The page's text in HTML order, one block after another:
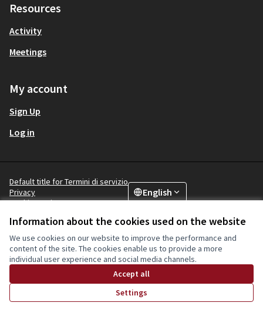
Information about the cookies used on the website
We use cookies on our website to improve the performance and
content of the site. The cookies enable us to provide a more
individual user experience and social media channels.
Accept all
Settings
Home
Search Activity Log in
Resources
Activity
Meetings
My account
Sign Up
Log in
Default title for Termini di servizio
Privacy
Cookie settings
English
Choose languageScegli la
(External link)
Website made withfree software .
Creative
(External